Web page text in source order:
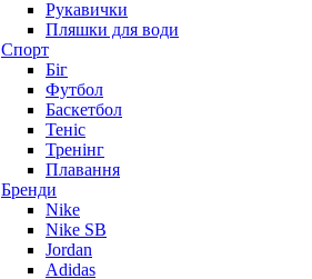
Рукавички
Пляшки для води
Спорт
Біг
Футбол
Баскетбол
Теніс
Тренінг
Плавання
Бренди
Nike
Nike SB
Jordan
Adidas